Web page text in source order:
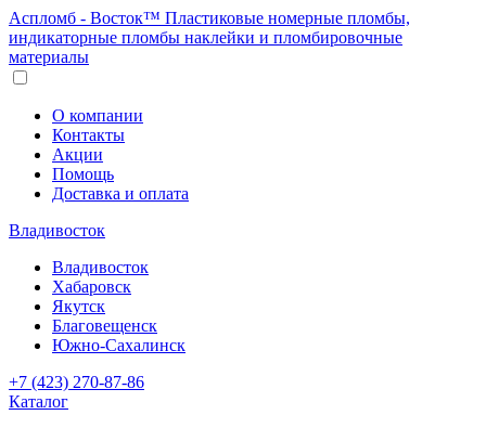
Аспломб - Восток™ Пластиковые номерные пломбы,
индикаторные пломбы наклейки и пломбировочные
материалы
О компании
Контакты
Акции
Помощь
Доставка и оплата
Владивосток
Владивосток
Хабаровск
Якутск
Благовещенск
Южно-Сахалинск
+7 (423) 270-87-86
Каталог